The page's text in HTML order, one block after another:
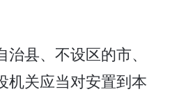
县、不设区的市、
机关应当对安置到本